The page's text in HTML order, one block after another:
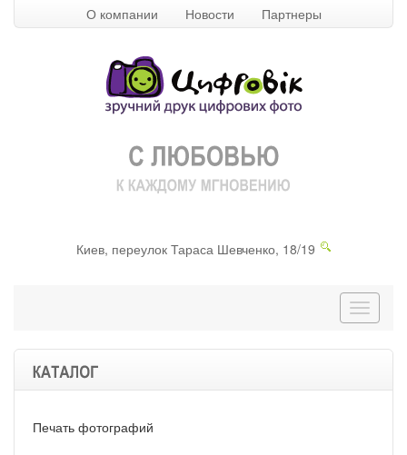
О компании Новости Партнеры
Киев, переулок Тараса Шевченко, 18/19
Печать фотографий